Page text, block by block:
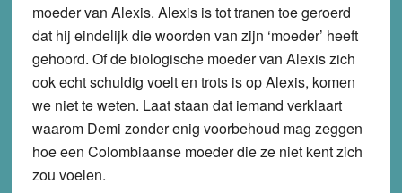
moeder van Alexis. Alexis is tot tranen toe geroerd
dat hij eindelijk die woorden van zijn ‘moeder’ heeft
gehoord. Of de biologische moeder van Alexis zich
ook echt schuldig voelt en trots is op Alexis, komen
we niet te weten. Laat staan dat iemand verklaart
waarom Demi zonder enig voorbehoud mag zeggen
hoe een Colombiaanse moeder die ze niet kent zich
zou voelen.